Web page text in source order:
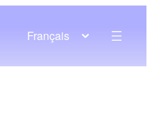
Français